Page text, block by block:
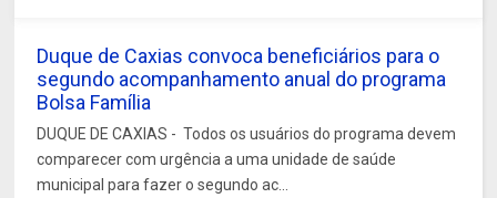
Duque de Caxias convoca beneficiários para o
segundo acompanhamento anual do programa
Bolsa Família
DUQUE DE CAXIAS - Todos os usuários do programa devem
comparecer com urgência a uma unidade de saúde
municipal para fazer o segundo ac...